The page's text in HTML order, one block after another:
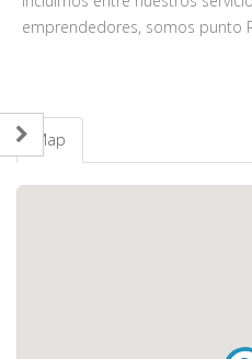
emprendedores, somos punto
Map